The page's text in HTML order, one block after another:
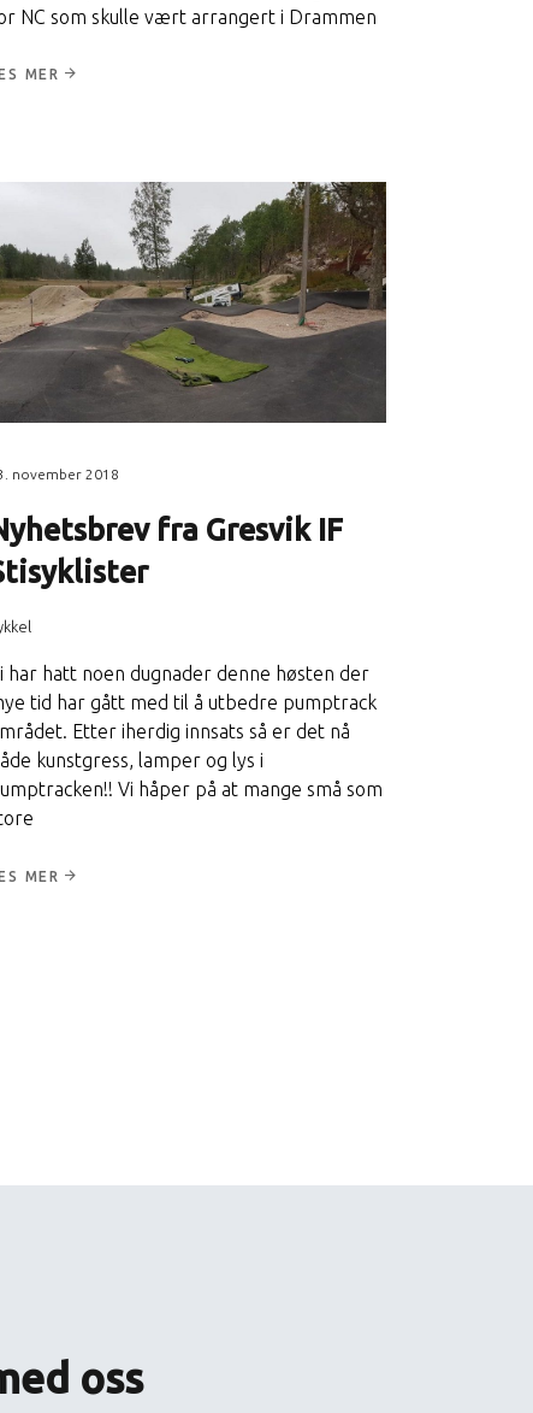
NC som skulle vært arrangert i Drammen
MER
november 2018
fra Gresvik IF
har hatt noen dugnader denne høsten der
tid har gått med til å utbedre pumptrack
Etter iherdig innsats så er det nå
kunstgress, lamper og lys i
Vi håper på at mange små som
MER
oss